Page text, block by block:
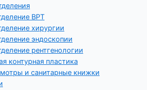
ВРТ
хирургии
эндоскопии
рентгенологии
контурная пластика
и санитарные книжки